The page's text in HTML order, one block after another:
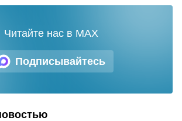
Подписывайтесь
Читайте нас в MAX